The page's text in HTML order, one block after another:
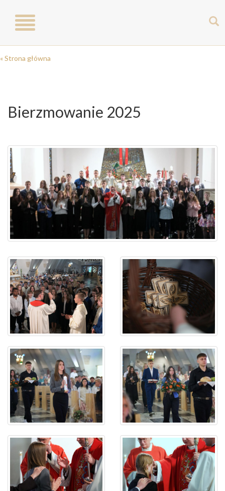
Toggle
navigation
« Strona główna
Bierzmowanie 2025